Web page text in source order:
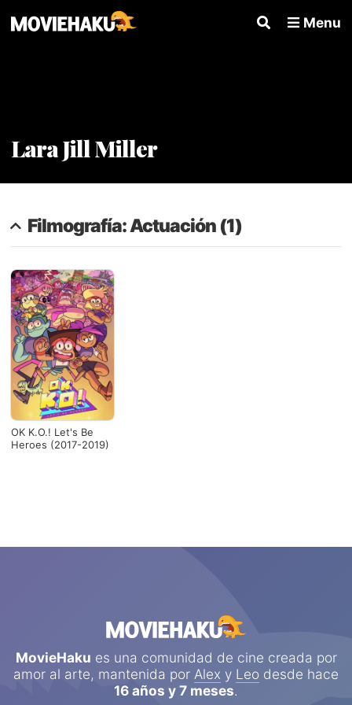
Menu
Lara Jill Miller
Filmografía: Actuación (1)
OK K.O.! Let's Be
Heroes (2017-2019)
MovieHaku es una comunidad de cine creada por
amor al arte, mantenida por Alex y Leo desde hace
16 años y 7 meses.